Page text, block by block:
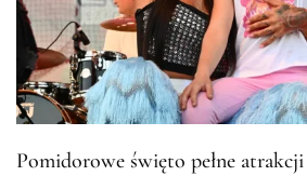
Pomidorowe święto pełne